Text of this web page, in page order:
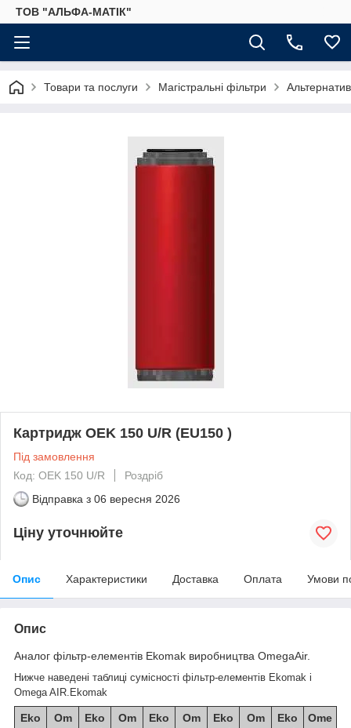
ТОВ "АЛЬФА-МАТІК"
Товари та послуги Магістральні фільтри
Картридж OEK 150 U/R (EU150 )
Під замовлення
Код: OEK 150 U/R
Роздріб
Відправка з 06 вересня 2026
Ціну уточнюйте
Опис Характеристики Доставка Оплата Умови
Опис
Аналог фільтр-елементів Ekomak виробництва OmegaAir.
Нижче наведені таблиці сумісності фільтр-елементів Ekomak і
Omega AIR. Ekomak
Eko
Om
Eko
Om
Eko
Om
Eko
Om
Eko
Ome